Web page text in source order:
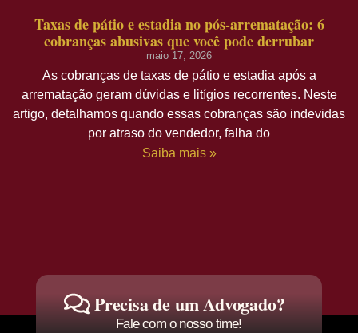
Taxas de pátio e estadia no pós-arrematação: 6
cobranças abusivas que você pode derrubar
maio 17, 2026
As cobranças de taxas de pátio e estadia após a
arrematação geram dúvidas e litígios recorrentes. Neste
artigo, detalhamos quando essas cobranças são indevidas
por atraso do vendedor, falha do
Saiba mais »
Precisa de um Advogado?
Fale com o nosso time!